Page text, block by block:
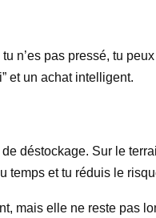
n’es pas pressé, tu
et un achat intelligent.
déstockage. Sur le
et tu réduis le
mais elle ne reste pas